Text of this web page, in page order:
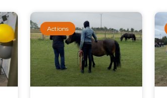
Actions